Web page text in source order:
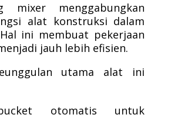
mixer menggabungkan
alat konstruksi dalam
ini membuat pekerjaan
jauh lebih efisien.
utama alat ini
otomatis untuk